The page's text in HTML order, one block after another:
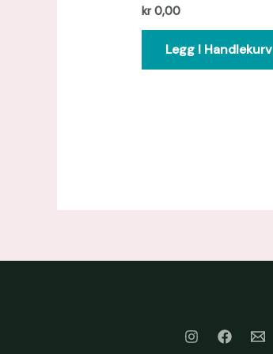
kr0,00
Legg I Handlekurv